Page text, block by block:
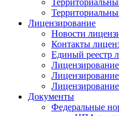
Лицензирование
Новости
Контакты
Единый реестр
Документы
Федеральные